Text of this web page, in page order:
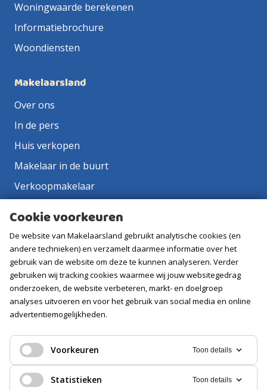
Woningwaarde berekenen
Informatiebrochure
Woondiensten
Makelaarsland
Over ons
In de pers
Huis verkopen
Makelaar in de buurt
Verkoopmakelaar
Vacatures
Volg ons
Cookie voorkeuren
De website van Makelaarsland gebruikt analytische cookies (en
andere technieken) en verzamelt daarmee informatie over het
gebruik van de website om deze te kunnen analyseren. Verder
gebruiken wij tracking cookies waarmee wij jouw websitegedrag
onderzoeken, de website verbeteren, markt- en doelgroep
analyses uitvoeren en voor het gebruik van social media en online
advertentiemogelijkheden.
Voorkeuren Toon details
Statistieken Toon details